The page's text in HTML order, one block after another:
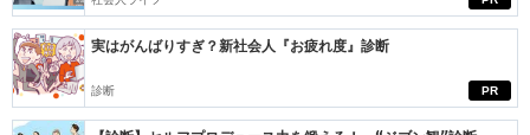
PR
実はがんばりすぎ？新社会人『お疲れ度』診断
診断